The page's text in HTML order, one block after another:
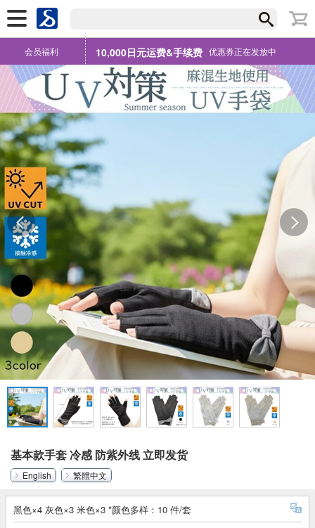
会员福利 10,000日元运费&手续费 优惠券正在发放中
基本款手套 冷感 防紫外线 立即发货
English 繁體中文
黑色×4 灰色×3 米色×3 *颜色多样：10 件/套